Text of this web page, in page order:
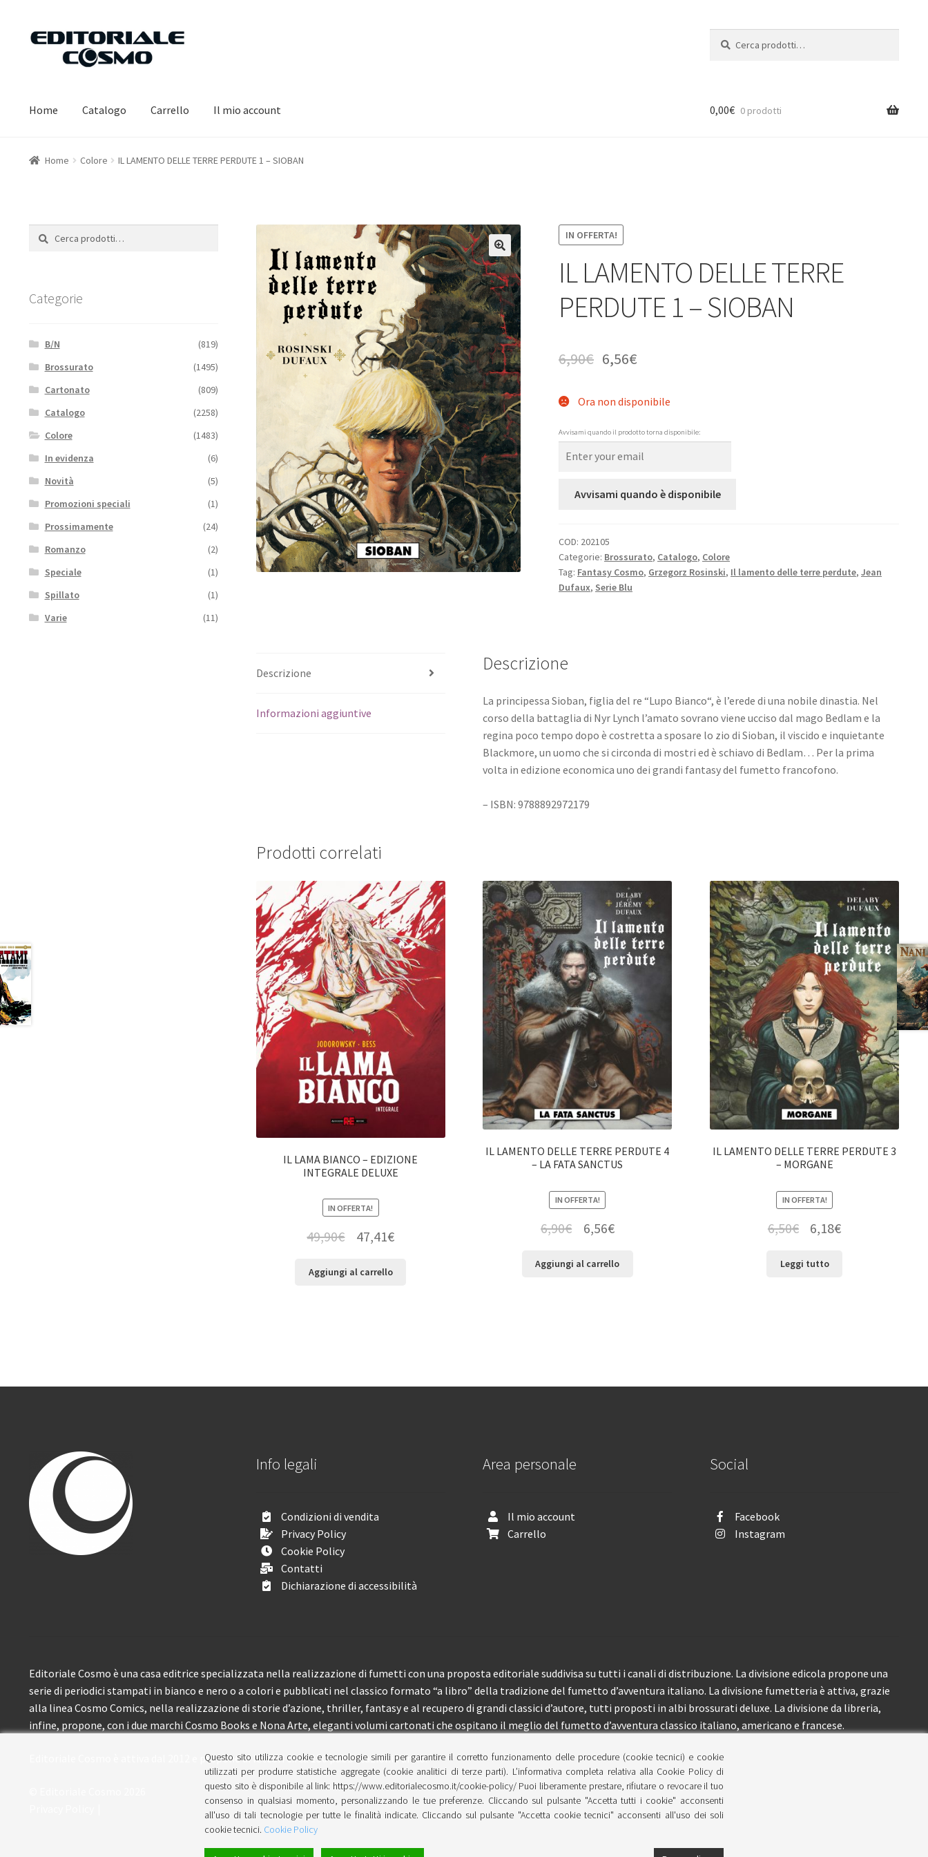
Vai
navigazione
Vai
Home Catalogo Carrello Il mio account 0,00€ 0 prodotti
Home Colore IL LAMENTO DELLE TERRE PERDUTE 1 – SIOBAN
IN OFFERTA!
IL LAMENTO DELLE TERRE
PERDUTE 1 – SIOBAN
6,90€ 6,56€
Ora non disponibile
Avvisami quando il prodotto torna disponibile:
Avvisami quando è disponibile
COD: 202105
Categorie: Brossurato, Catalogo, Colore
Tag: Fantasy Cosmo, Grzegorz Rosinski, Il lamento delle terre perdute, Jean
Dufaux, Serie Blu
Descrizione
Informazioni aggiuntive
Descrizione
La principessa Sioban, figlia del re “Lupo Bianco“, è l’erede di una nobile dinastia. Nel
corso della battaglia di Nyr Lynch l’amato sovrano viene ucciso dal mago Bedlam e la
regina poco tempo dopo è costretta a sposare lo zio di Sioban, il viscido e inquietante
Blackmore, un uomo che si circonda di mostri ed è schiavo di Bedlam… Per la prima
volta in edizione economica uno dei grandi fantasy del fumetto francofono.
– ISBN: 9788892972179
Prodotti correlati
IL LAMA BIANCO – EDIZIONE
INTEGRALE DELUXE
IN OFFERTA!
49,90€ 47,41€
Aggiungi al carrello
IL LAMENTO DELLE TERRE PERDUTE 4
– LA FATA SANCTUS
IN OFFERTA!
6,90€ 6,56€
Aggiungi al carrello
IL LAMENTO DELLE TERRE PERDUTE 3
– MORGANE
IN OFFERTA!
6,50€ 6,18€
Leggi tutto
Cerca:
Cerca
Categorie
B/N
(819)
Brossurato
(1495)
Cartonato
(809)
Catalogo
(2258)
Colore
(1483)
In evidenza
(6)
Novità
(5)
Promozioni speciali
(1)
Prossimamente
(24)
Romanzo
(2)
Speciale
(1)
Spillato
(1)
Varie
(11)
Info legali
Condizioni di vendita
Privacy Policy
Cookie Policy
Contatti
Dichiarazione di accessibilità
Area personale
Il mio account
Carrello
Social
Facebook
Instagram
Editoriale Cosmo è una casa editrice specializzata nella realizzazione di fumetti con una proposta editoriale suddivisa su tutti i canali di distribuzione. La divisione edicola propone una
serie di periodici stampati in bianco e nero o a colori e pubblicati nel classico formato “a libro” della tradizione del fumetto d’avventura italiano. La divisione fumetteria è attiva, grazie
alla linea Cosmo Comics, nella realizzazione di storie d’azione, thriller, fantasy e al recupero di grandi classici d’autore, tutti proposti in albi brossurati deluxe. La divisione da libreria,
infine, propone, con i due marchi Cosmo Books e Nona Arte, eleganti volumi cartonati che ospitano il meglio del fumetto d’avventura classico italiano, americano e francese.
Editoriale Cosmo è attiva dal 2012 e propone ai lettori circa 150 pubblicazioni l’anno.
Questo sito utilizza cookie e tecnologie simili per garantire il corretto funzionamento delle procedure (cookie tecnici) e cookie
utilizzati per produrre statistiche aggregate (cookie analitici di terze parti). L’informativa completa relativa alla Cookie Policy di
questo sito è disponibile al link: https://www.editorialecosmo.it/cookie-policy/ Puoi liberamente prestare, rifiutare o revocare il tuo
consenso in qualsiasi momento, personalizzando le tue preferenze. Cliccando sul pulsante "Accetta tutti i cookie" acconsenti
all'uso di tali tecnologie per tutte le finalità indicate. Cliccando sul pulsante "Accetta cookie tecnici" acconsenti all'uso dei soli
cookie tecnici. Cookie Policy